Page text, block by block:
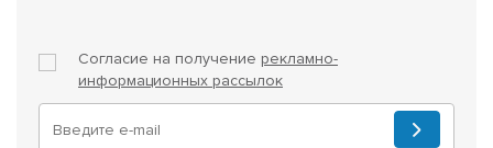
Согласие на получение рекламно-
информационных рассылок